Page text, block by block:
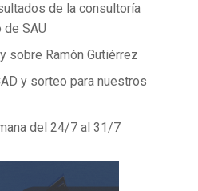
de la consultoría
de SAU
sobre Ramón Gutiérrez
y sorteo para nuestros
del 24/7 al 31/7